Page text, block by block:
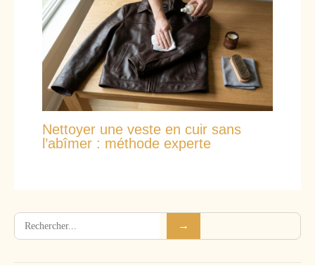
Nettoyer une veste en cuir sans
l’abîmer : méthode experte
Rechercher →